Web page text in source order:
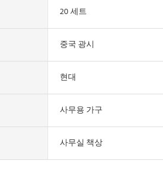
20 세트
중국 광시
현대
사무용 가구
사무실 책상